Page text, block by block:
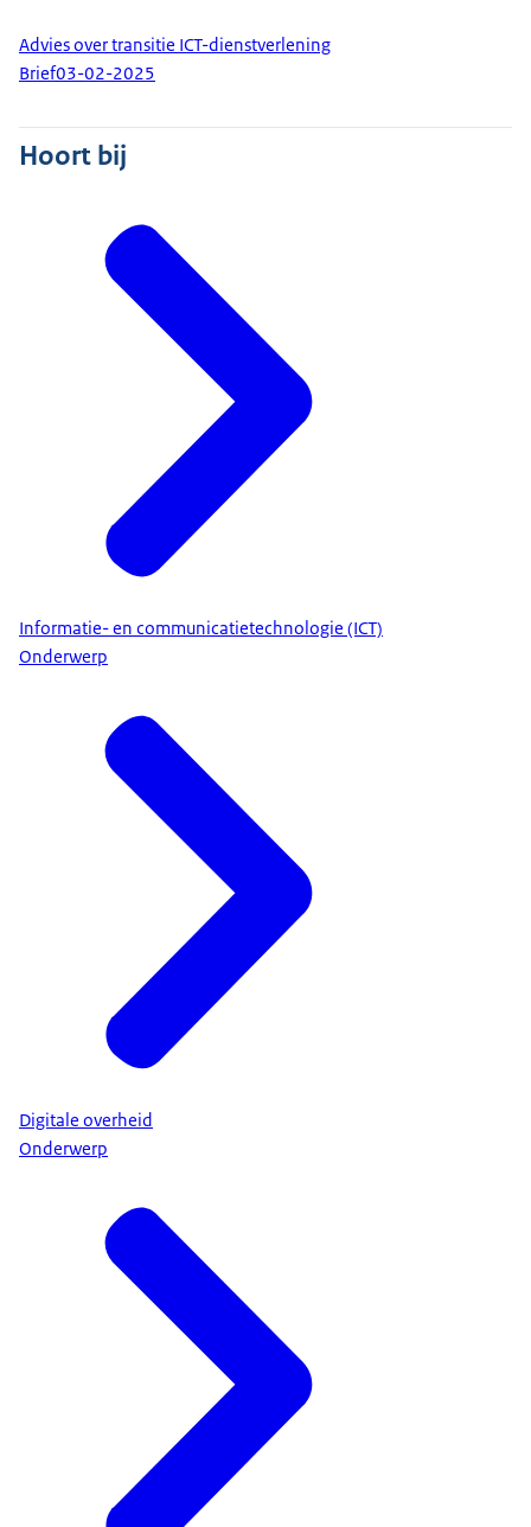
Advies over transitie ICT-dienstverlening
Brief03-02-2025
Hoort bij
Informatie- en communicatietechnologie (ICT)
Onderwerp
Digitale overheid
Onderwerp